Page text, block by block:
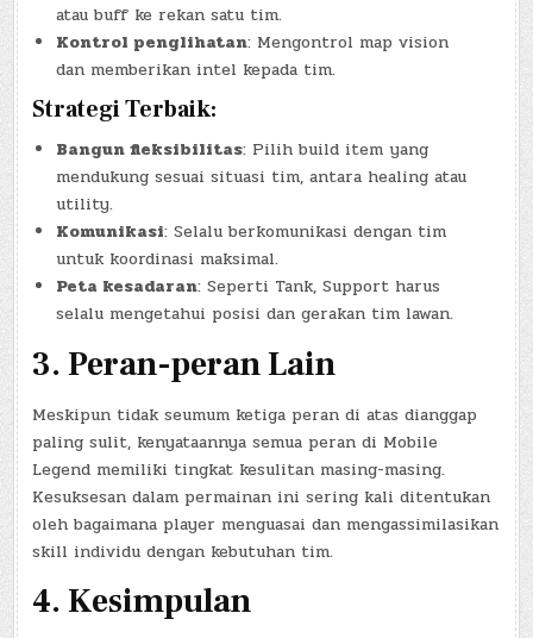
atau buff ke rekan satu tim.
Kontrol penglihatan: Mengontrol map vision
dan memberikan intel kepada tim.
Strategi Terbaik:
Bangun fleksibilitas: Pilih build item yang
mendukung sesuai situasi tim, antara healing atau
utility.
Komunikasi: Selalu berkomunikasi dengan tim
untuk koordinasi maksimal.
Peta kesadaran: Seperti Tank, Support harus
selalu mengetahui posisi dan gerakan tim lawan.
3. Peran-peran Lain
Meskipun tidak seumum ketiga peran di atas dianggap
paling sulit, kenyataannya semua peran di Mobile
Legend memiliki tingkat kesulitan masing-masing.
Kesuksesan dalam permainan ini sering kali ditentukan
oleh bagaimana player menguasai dan mengassimilasikan
skill individu dengan kebutuhan tim.
4. Kesimpulan